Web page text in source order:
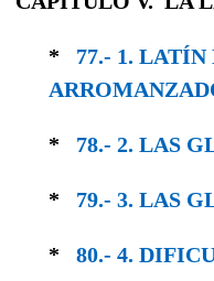
* 77.- 1.
* 78.- 2. LAS
* 79.- 3. LAS
* 80.- 4.